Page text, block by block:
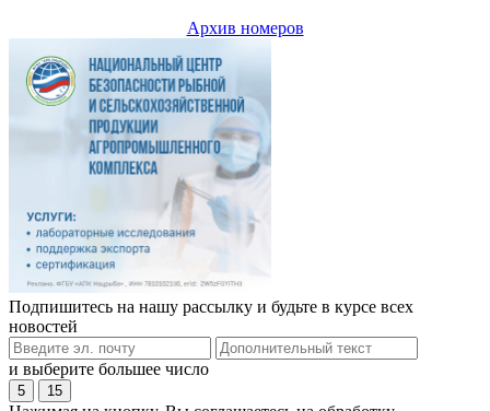
Архив номеров
Подпишитесь на нашу рассылку и будьте в курсе всех
новостей
и выберите большее число
5 15